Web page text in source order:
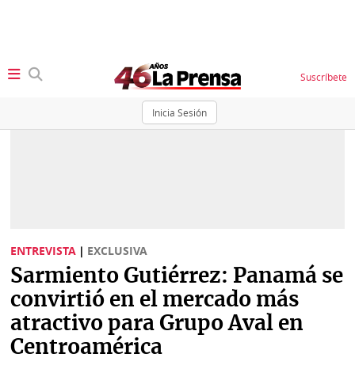
Inicia Sesión
Suscríbete
Sociedad
Judiciales
Política
Economía
Status
K
Vivir+
Opinión
ENTREVISTA | EXCLUSIVA
Sarmiento Gutiérrez: Panamá se
convirtió en el mercado más
atractivo para Grupo Aval en
Centroamérica